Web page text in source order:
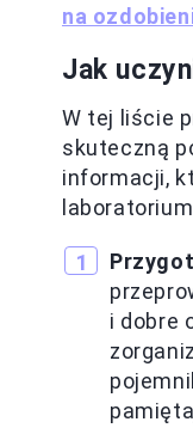
na
Jak
W tej liście
skuteczną
informacji,
i dobre